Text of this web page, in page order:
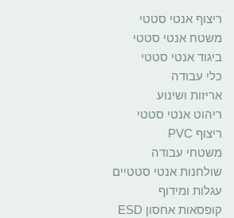
ריצוף אנטי סטטי
משטח אנטי סטטי
ביגוד אנטי סטטי
כלי עבודה
אריזות ושינוע
ריהוט אנטי סטטי
ריצוף PVC
משטחי עבודה
שולחנות אנטי סטטיים
עגלות ומידוף
קופסאות אחסון ESD